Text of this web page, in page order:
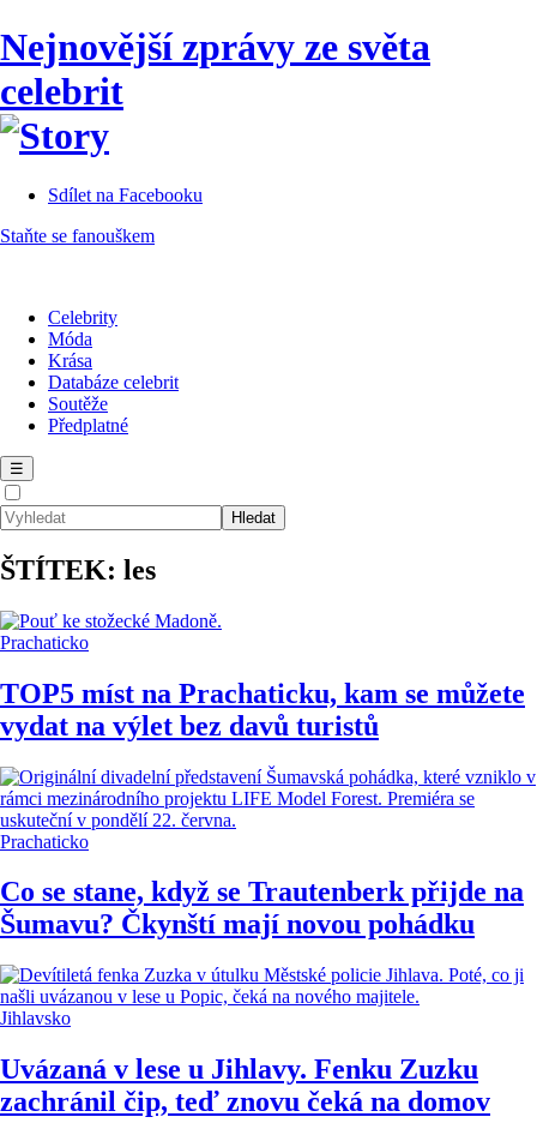
Nejnovější zprávy ze světa
celebrit
Sdílet na Facebooku
Staňte se fanouškem
Celebrity
Móda
Krása
Databáze celebrit
Soutěže
Předplatné
☰
ŠTÍTEK: les
Prachaticko
TOP5 míst na Prachaticku, kam se můžete
vydat na výlet bez davů turistů
Prachaticko
Co se stane, když se Trautenberk přijde na
Šumavu? Čkynští mají novou pohádku
Jihlavsko
Uvázaná v lese u Jihlavy. Fenku Zuzku
zachránil čip, teď znovu čeká na domov